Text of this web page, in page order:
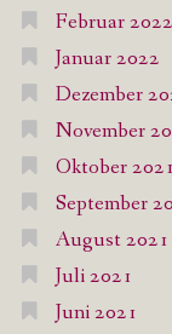
Februar 2022
Januar 2022
Dezember
November
Oktober 2021
September
August 2021
Juli 2021
Juni 2021